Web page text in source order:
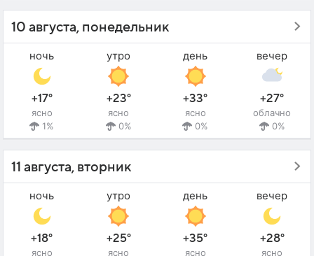
10 августа, понедельник
ночь
+17°
ясно
1%
утро
+23°
ясно
0%
день
+33°
ясно
0%
вечер
+27°
облачно
0%
11 августа, вторник
ночь
+18°
ясно
утро
+25°
ясно
день
+35°
ясно
вечер
+28°
ясно